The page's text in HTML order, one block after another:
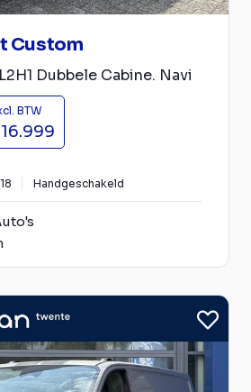
Custom
Dubbele Cabine. Navi
BTW
Handgeschakeld